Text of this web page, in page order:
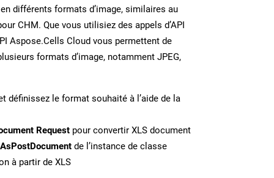
différents formats d’image, similaires au
CHM. Que vous utilisiez des appels d’API
Aspose.Cells Cloud vous permettent de
formats d’image, notamment JPEG,
définissez le format souhaité à l’aide de la
Request pour convertir XLS document
de l’instance de classe
à partir de XLS